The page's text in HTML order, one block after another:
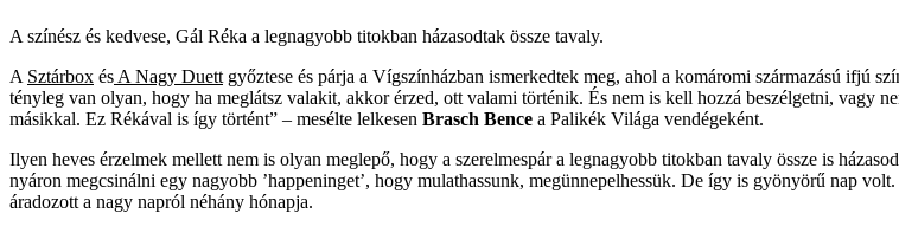
A színész és kedvese, Gál Réka a legnagyobb titokban házasodtak össze tavaly.
A Sztárbox és A Nagy Duett győztese és párja a Vígszínházban ismerkedtek meg, ahol a komáromi származású ifjú
tényleg van olyan, hogy ha meglátsz valakit, akkor érzed, ott valami történik. És nem is kell hozzá beszélgetni, vagy
másikkal. Ez Rékával is így történt” – mesélte lelkesen Brasch Bence a Palikék Világa vendégeként.
Ilyen heves érzelmek mellett nem is olyan meglepő, hogy a szerelmespár a legnagyobb titokban tavaly össze is
nyáron megcsinálni egy nagyobb ’happeninget’, hogy mulathassunk, megünnepelhessük. De így is gyönyörű nap
áradozott a nagy napról néhány hónapja.